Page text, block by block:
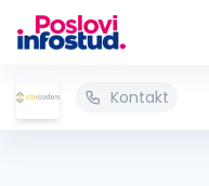
Kontakt